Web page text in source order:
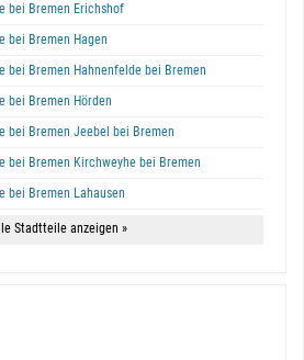
bei Bremen Erichshof
bei Bremen Hagen
bei Bremen Hahnenfelde bei Bremen
bei Bremen Hörden
bei Bremen Jeebel bei Bremen
bei Bremen Kirchweyhe bei Bremen
bei Bremen Lahausen
Stadtteile anzeigen »